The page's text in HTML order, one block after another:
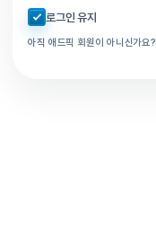
자동로그인 체크
로그인 유지
아직 애드픽 회원이 아니신가요?